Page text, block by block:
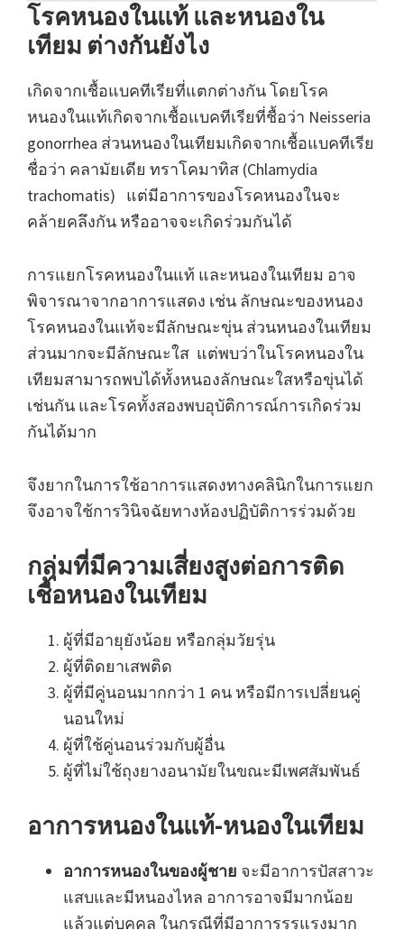
โรคหนองในแท้ และหนองใน
เทียม ต่างกันยังไง
เกิดจากเชื้อแบคทีเรียที่แตกต่างกัน โดยโรค
หนองในแท้เกิดจากเชื้อแบคทีเรียที่ชื้อว่า Neisseria
gonorrhea ส่วนหนองในเทียมเกิดจากเชื้อแบคทีเรีย
ชื่อว่า คลามัยเดีย ทราโคมาทิส (Chlamydia
trachomatis) แต่มีอาการของโรคหนองในจะ
คล้ายคลึงกัน หรืออาจจะเกิดร่วมกันได้
การแยกโรคหนองในแท้ และหนองในเทียม อาจ
พิจารณาจากอาการแสดง เช่น ลักษณะของหนอง
โรคหนองในแท้จะมีลักษณะขุ่น ส่วนหนองในเทียม
ส่วนมากจะมีลักษณะใส แต่พบว่าในโรคหนองใน
เทียมสามารถพบได้ทั้งหนองลักษณะใสหรือขุ่นได้
เช่นกัน และโรคทั้งสองพบอุบัติการณ์การเกิดร่วม
กันได้มาก
จึงยากในการใช้อาการแสดงทางคลินิกในการแยก
จึงอาจใช้การวินิจฉัยทางห้องปฏิบัติการร่วมด้วย
กลุ่มที่มีความเสี่ยงสูงต่อการติด
เชื้อหนองในเทียม
ผู้ที่มีอายุยังน้อย หรือกลุ่มวัยรุ่น
ผู้ที่ติดยาเสพติด
ผู้ที่มีคู่นอนมากกว่า 1 คน หรือมีการเปลี่ยนคู่
นอนใหม่
ผู้ที่ใช้คู่นอนร่วมกับผู้อื่น
ผู้ที่ไม่ใช้ถุงยางอนามัยในขณะมีเพศสัมพันธ์
อาการหนองในแท้-หนองในเทียม
อาการหนองในของผู้ชาย จะมีอาการปัสสาวะ
แสบและมีหนองไหล อาการอาจมีมากน้อย
แล้วแต่บุคคล ในกรณีที่มีอาการรุรแรงมาก